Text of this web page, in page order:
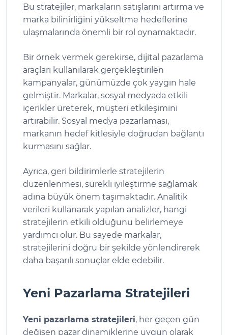
Bu stratejiler, markaların satışlarını artırma ve
marka bilinirliğini yükseltme hedeflerine
ulaşmalarında önemli bir rol oynamaktadır.
Bir örnek vermek gerekirse, dijital pazarlama
araçları kullanılarak gerçekleştirilen
kampanyalar, günümüzde çok yaygın hale
gelmiştir. Markalar, sosyal medyada etkili
içerikler üreterek, müşteri etkileşimini
artırabilir. Sosyal medya pazarlaması,
markanın hedef kitlesiyle doğrudan bağlantı
kurmasını sağlar.
Ayrıca, geri bildirimlerle stratejilerin
düzenlenmesi, sürekli iyileştirme sağlamak
adına büyük önem taşımaktadır. Analitik
verileri kullanarak yapılan analizler, hangi
stratejilerin etkili olduğunu belirlemeye
yardımcı olur. Bu sayede markalar,
stratejilerini doğru bir şekilde yönlendirerek
daha başarılı sonuçlar elde edebilir.
Yeni Pazarlama Stratejileri
Yeni pazarlama stratejileri, her geçen gün
değişen pazar dinamiklerine uygun olarak